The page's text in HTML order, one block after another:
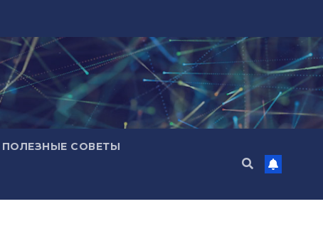
ПОЛЕЗНЫЕ СОВЕТЫ